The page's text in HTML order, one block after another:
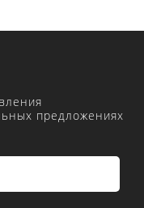
предложениях